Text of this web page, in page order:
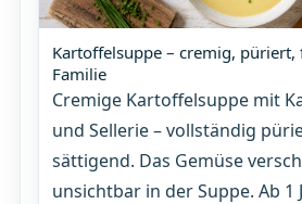
Kartoffelsuppe – cremig, püriert,
Familie
Cremige Kartoffelsuppe mit
und Sellerie – vollständig
sättigend. Das Gemüse
unsichtbar in der Suppe. Ab 1